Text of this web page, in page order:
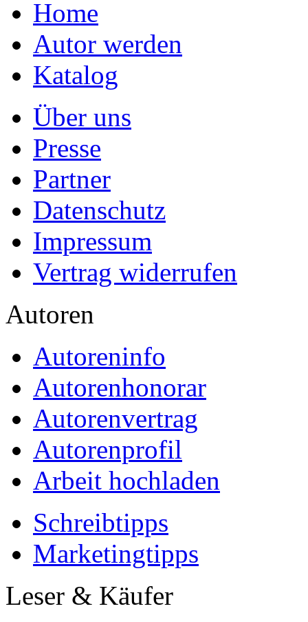
Home
Autor werden
Katalog
Über uns
Presse
Partner
Datenschutz
Impressum
Vertrag widerrufen
Autoren
Autoreninfo
Autorenhonorar
Autorenvertrag
Autorenprofil
Arbeit hochladen
Schreibtipps
Marketingtipps
Leser & Käufer